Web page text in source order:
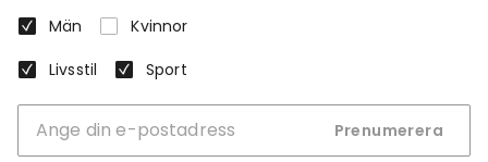
Män
Kvinnor
Livsstil
Sport
Prenumerera